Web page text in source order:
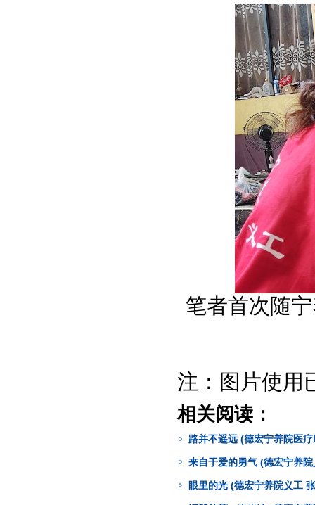
笔者首次随
注：图片使用
相关阅读：
路并不遥远 (德宏宁养院医
来自于爱的勇气 (德宏宁养
眼里的光 (德宏宁养院义工